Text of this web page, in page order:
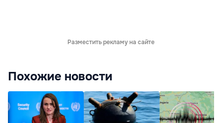
Разместить рекламу на сайте
Похожие новости